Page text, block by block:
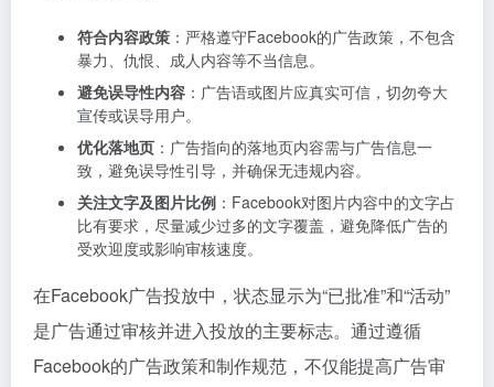
符合内容政策 ：严格遵守Facebook的广告政策，不包含
暴力、仇恨、成人内容等不当信息。
避免误导性内容 ：广告语或图片应真实可信，切勿夸大
宣传或误导用户。
优化落地页 ：广告指向的落地页内容需与广告信息一
致，避免误导性引导，并确保无违规内容。
关注文字及图片比例 ：Facebook对图片内容中的文字占
比有要求，尽量减少过多的文字覆盖，避免降低广告的
受欢迎度或影响审核速度。
在Facebook广告投放中，状态显示为“已批准”和“活动”
是广告通过审核并进入投放的主要标志。通过遵循
Facebook的广告政策和制作规范，不仅能提高广告审